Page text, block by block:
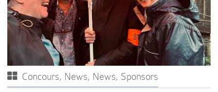
Concours, News, News, Sponsors